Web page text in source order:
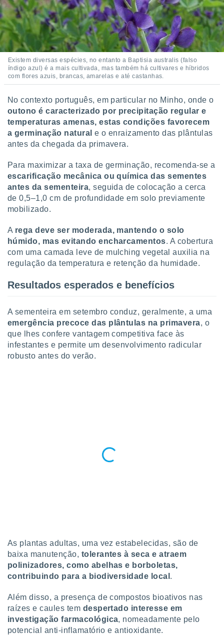
utilizar
criar
medir
da
medir o
dos
os
ou
de dados
fontes,
e melhorar
dados
através
estudos
e
de
Existem diversas espécies, no entanto a Baptisia australis (falso
índigo azul) é a mais cultivada, mas também há cultivares e híbridos
com flores azuis, brancas, amarelas e até castanhas.
No contexto português, em particular no Minho, onde o
outono é caracterizado por precipitação regular e
temperaturas amenas, estas condições favorecem
a germinação natural e o enraizamento das plântulas
antes da chegada da primavera.
Para maximizar a taxa de germinação, recomenda-se a
escarificação mecânica ou química das sementes
antes da sementeira, seguida de colocação a cerca
de 0,5–1,0 cm de profundidade em solo previamente
mobilizado.
A rega deve ser moderada, mantendo o solo
húmido, mas evitando encharcamentos. A cobertura
com uma camada leve de mulching vegetal auxilia na
regulação da temperatura e retenção da humidade.
Resultados esperados e benefícios
A sementeira em setembro conduz, geralmente, a uma
emergência precoce das plântulas na primavera, o
que lhes confere vantagem competitiva face às
infestantes e permite um desenvolvimento radicular
robusto antes do verão.
As plantas adultas, uma vez estabelecidas, são de
baixa manutenção, tolerantes à seca e atraem
polinizadores, como abelhas e borboletas,
contribuindo para a biodiversidade local .
Além disso, a presença de compostos bioativos nas
raízes e caules tem despertado interesse em
investigação farmacológica, nomeadamente pelo
potencial anti-inflamatório e antioxidante.